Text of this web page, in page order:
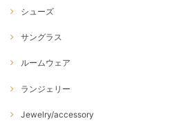
シューズ
サングラス
ルームウェア
ランジェリー
Jewelry/accessory